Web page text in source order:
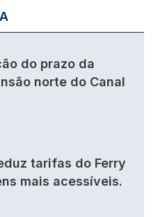
do prazo da
norte do Canal
tarifas do Ferry
mais acessíveis.